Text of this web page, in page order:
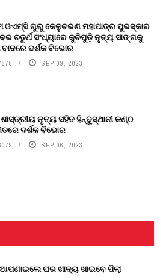
ଓଏମ୍‌ସି ଗୁରୁ କେଳୁଚରଣ ମହାପାତ୍ର ପୁରସ୍କାର
ଚତୁର୍ଥ ସଂଧ୍ୟାରେ କୁଚିପୁଡ଼ି ନୃତ୍ୟ ସାଙ୍ଗକୁ
ବାଦରେ ଦର୍ଶକ ବିଭୋର
SEP 09, 2023
ନୃତ୍ୟ ସହିତ ହିନ୍ଦୁସ୍ଥାନୀ କଣ୍ଠ
ଦର୍ଶକ ବିଭୋର
SEP 06, 2023
ଘର ଖାଦ୍ୟ ଖାଇବେ ପିଲା